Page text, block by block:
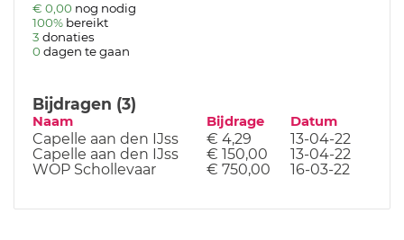
€ 0,00 nog nodig
100% bereikt
3 donaties
0 dagen te gaan
Bijdragen (3)
Naam Bijdrage Datum
Capelle aan den IJss € 4,29
13-04-22
Capelle aan den IJss
€ 150,00
13-04-22
WOP Schollevaar
€ 750,00 16-03-22